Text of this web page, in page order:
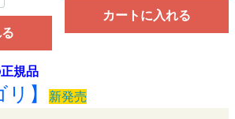
カートに入れる
規品
】 新発売